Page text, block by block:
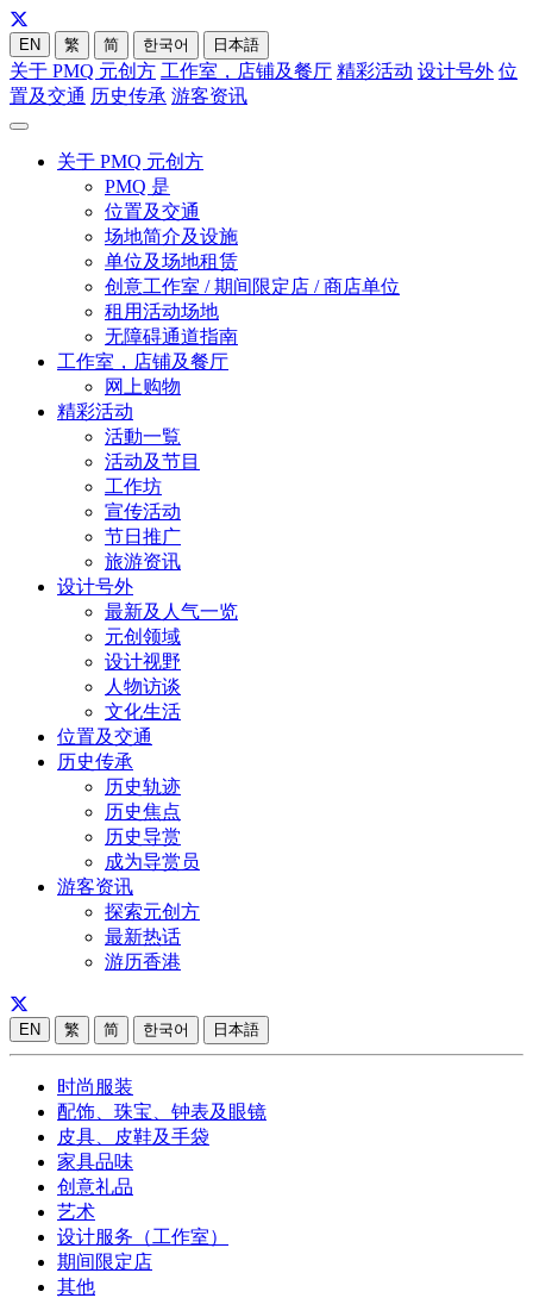
EN 繁 简 한국어 日本語
关于 PMQ 元创方 工作室，店铺及餐厅 精彩活动 设计号外 位
置及交通 历史传承 游客资讯
关于 PMQ 元创方
PMQ 是
位置及交通
场地简介及设施
单位及场地租赁
创意工作室 / 期间限定店 / 商店单位
租用活动场地
无障碍通道指南
工作室，店铺及餐厅
网上购物
精彩活动
活動一覧
活动及节目
工作坊
宣传活动
节日推广
旅游资讯
设计号外
最新及人气一览
元创领域
设计视野
人物访谈
文化生活
位置及交通
历史传承
历史轨迹
历史焦点
历史导赏
成为导赏员
游客资讯
探索元创方
最新热话
游历香港
EN 繁 简 한국어 日本語
时尚服装
配饰、珠宝、钟表及眼镜
皮具、皮鞋及手袋
家具品味
创意礼品
艺术
设计服务（工作室）
期间限定店
其他